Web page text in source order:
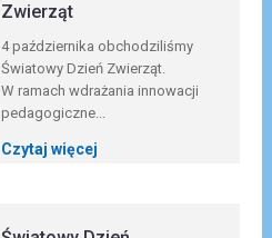
Zwierząt
4 października obchodziliśmy
Światowy Dzień Zwierząt.
W ramach wdrażania innowacji
pedagogiczne...
Czytaj więcej